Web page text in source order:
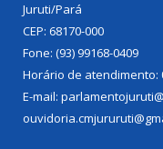
Juruti/Pará
CEP: 68170-000
Fone: (93) 99168-0409
Horário de atendimento:
E-mail: